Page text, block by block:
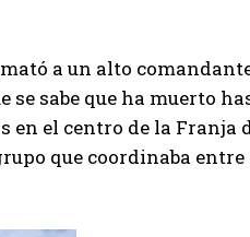
a un alto
sabe que ha muerto
el centro de la Franja
que coordinaba